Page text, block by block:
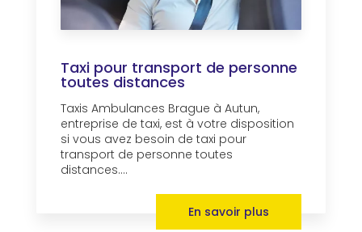
Taxi pour transport de personne
toutes distances
Taxis Ambulances Brague à Autun,
entreprise de taxi, est à votre disposition
si vous avez besoin de taxi pour
transport de personne toutes
distances....
En savoir plus